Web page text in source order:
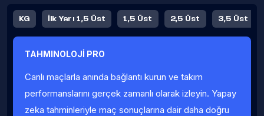
KG İlk Yarı 1,5 Üst 1,5 Üst 2,5 Üst 3,5 Üst
Fauller Ortalama
TAHMINOLOJİ PRO
Canlı maçlarla anında bağlantı kurun ve takım
performanslarını gerçek zamanlı olarak izleyin. Yapay
zeka tahminleriyle maç sonuçlarına dair daha doğru